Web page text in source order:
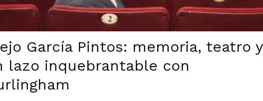
García Pintos: memoria, teatro y
lazo inquebrantable con